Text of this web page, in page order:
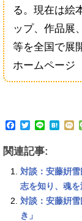
る。現在は絵
ップ、作品展
等を全国で展
ホームページ
F
c
e
o
o
T
i
t
e
r
L
e
H
n
a
M
関連記事:
対談：安藤姸
志を知り、魂を
対談：安藤姸
き」